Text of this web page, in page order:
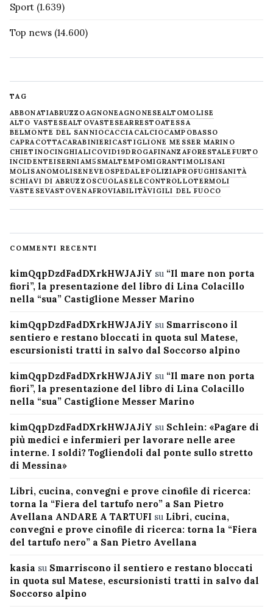
Sport (1.639)
Top news (14.600)
TAG
ABBONATIABRUZZOAGNONEAGNONESEALTOMOLISE
ALTO VASTESEALTOVASTESEARRESTOATESSA
BELMONTE DEL SANNIOCACCIA CALCIOCAMPOBASSO
CAPRACOTTACARABINIERICASTIGLIONE MESSER MARINO
CHIETINOCINGHIALICOVID19DROGAFINANZAFORESTALE FURTO
INCIDENTEISERNIAM5SMALTEMPOMIGRANTIMOLISANI
MOLISANOMOLISENEVE OSPEDALEPOLIZIAPROFUGHISANITÀ
SCHIAVI DI ABRUZZOSCUOLASELECONTROLLOTERMOLI
VASTESEVASTOVENAFROVIABILITÀVIGILI DEL FUOCO
COMMENTI RECENTI
kimQqpDzdFadDXrkHWJAJiY su “Il mare non porta
fiori”, la presentazione del libro di Lina Colacillo
nella “sua” Castiglione Messer Marino
kimQqpDzdFadDXrkHWJAJiY su Smarriscono il
sentiero e restano bloccati in quota sul Matese,
escursionisti tratti in salvo dal Soccorso alpino
kimQqpDzdFadDXrkHWJAJiY su “Il mare non porta
fiori”, la presentazione del libro di Lina Colacillo
nella “sua” Castiglione Messer Marino
kimQqpDzdFadDXrkHWJAJiY su Schlein: «Pagare di
più medici e infermieri per lavorare nelle aree
interne. I soldi? Togliendoli dal ponte sullo stretto
di Messina»
Libri, cucina, convegni e prove cinofile di ricerca:
torna la “Fiera del tartufo nero” a San Pietro
Avellana ANDARE A TARTUFI su Libri, cucina,
convegni e prove cinofile di ricerca: torna la “Fiera
del tartufo nero” a San Pietro Avellana
kasia su Smarriscono il sentiero e restano bloccati
in quota sul Matese, escursionisti tratti in salvo dal
Soccorso alpino